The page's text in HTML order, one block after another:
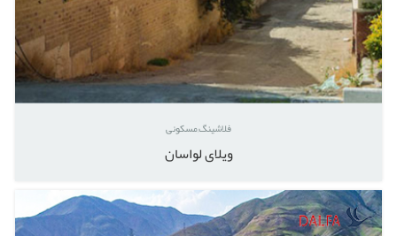
فلاشینگمسکونی
ویلای لواسان